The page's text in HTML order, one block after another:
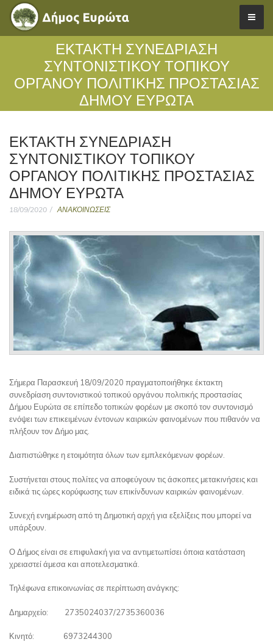
ΕΚΤΑΚΤΗ ΣΥΝΕΔΡΙΑΣΗ
ΣΥΝΤΟΝΙΣΤΙΚΟΥ ΤΟΠΙΚΟΥ
ΟΡΓΑΝΟΥ ΠΟΛΙΤΙΚΗΣ ΠΡΟΣΤΑΣΙΑΣ
ΔΗΜΟΥ ΕΥΡΩΤΑ
ΕΚΤΑΚΤΗ ΣΥΝΕΔΡΙΑΣΗ
ΣΥΝΤΟΝΙΣΤΙΚΟΥ ΤΟΠΙΚΟΥ
ΟΡΓΑΝΟΥ ΠΟΛΙΤΙΚΗΣ ΠΡΟΣΤΑΣΙΑΣ
ΔΗΜΟΥ ΕΥΡΩΤΑ
18/09/2020 ΑΝΑΚΟΙΝΩΣΕΙΣ
Σήμερα Παρασκευή 18/09/2020 πραγματοποιήθηκε έκτακτη
συνεδρίαση συντονιστικού τοπικού οργάνου πολιτικής προστασίας
Δήμου Ευρώτα σε επίπεδο τοπικών φορέων με σκοπό τον συντονισμό
ενόψει των επικειμένων έντονων καιρικών φαινομένων που πιθανόν να
πλήξουν τον Δήμο μας.
Διαπιστώθηκε η ετοιμότητα όλων των εμπλεκόμενων φορέων.
Συστήνεται στους πολίτες να αποφεύγουν τις άσκοπες μετακινήσεις και
ειδικά τις ώρες κορύφωσης των επικίνδυνων καιρικών φαινομένων.
Συνεχή ενημέρωση από τη Δημοτική αρχή για εξελίξεις που μπορεί να
υπάρξουν.
Ο Δήμος είναι σε επιφυλακή για να αντιμετωπίσει όποια κατάσταση
χρειαστεί άμεσα και αποτελεσματικά.
Τηλέφωνα επικοινωνίας σε περίπτωση ανάγκης:
Δημαρχείο: 2735024037/2735360036
Κινητό: 6973244300